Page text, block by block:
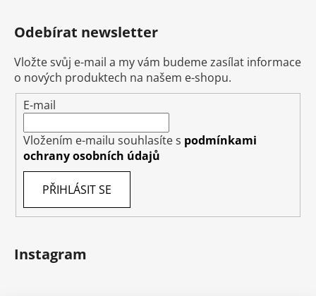
Odebírat newsletter
Vložte svůj e-mail a my vám budeme zasílat informace
o nových produktech na našem e-shopu.
E-mail
Vložením e-mailu souhlasíte s podmínkami
ochrany osobních údajů
PŘIHLÁSIT SE
Instagram